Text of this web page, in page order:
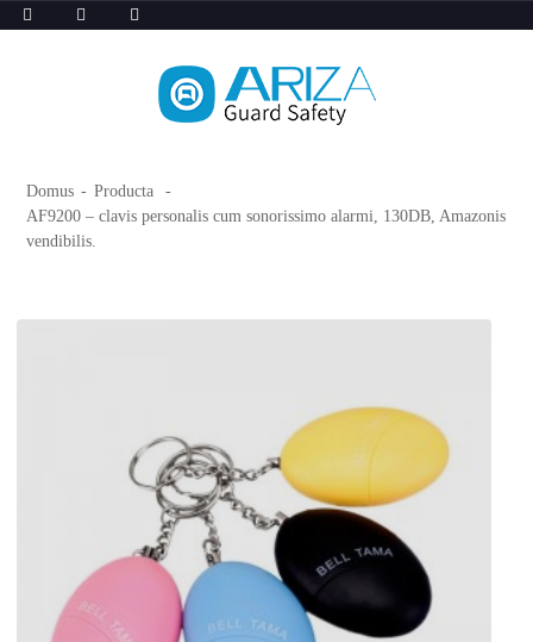
Domus
Producta
AF9200 – clavis personalis cum sonorissimo alarmi, 130DB, Amazonis
vendibilis.